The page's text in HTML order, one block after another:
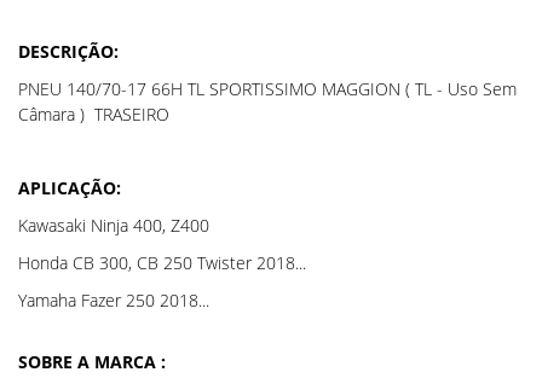
DESCRIÇÃO:
PNEU 140/70-17 66H TL SPORTISSIMO MAGGION ( TL - Uso Sem
Câmara ) TRASEIRO
APLICAÇÃO:
Kawasaki Ninja 400, Z400
Honda CB 300, CB 250 Twister 2018...
Yamaha Fazer 250 2018...
SOBRE A MARCA :